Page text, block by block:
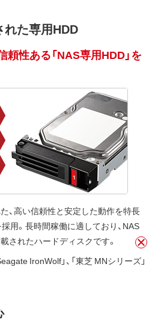
た専用HDD
性ある「NAS専用HDD」を
、高い信頼性と安定した動作を特長
用。長時間稼働に適しており、NAS
されたハードディスクです。
Seagate IronWolf」、「東芝 MNシリーズ」